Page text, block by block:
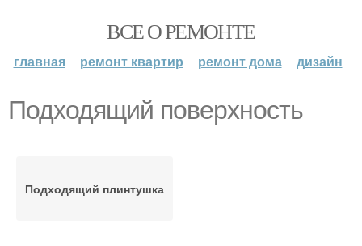
ВСЕ О РЕМОНТЕ
главная ремонт квартир ремонт дома дизайн
Подходящий поверхность
Подходящий плинтушка